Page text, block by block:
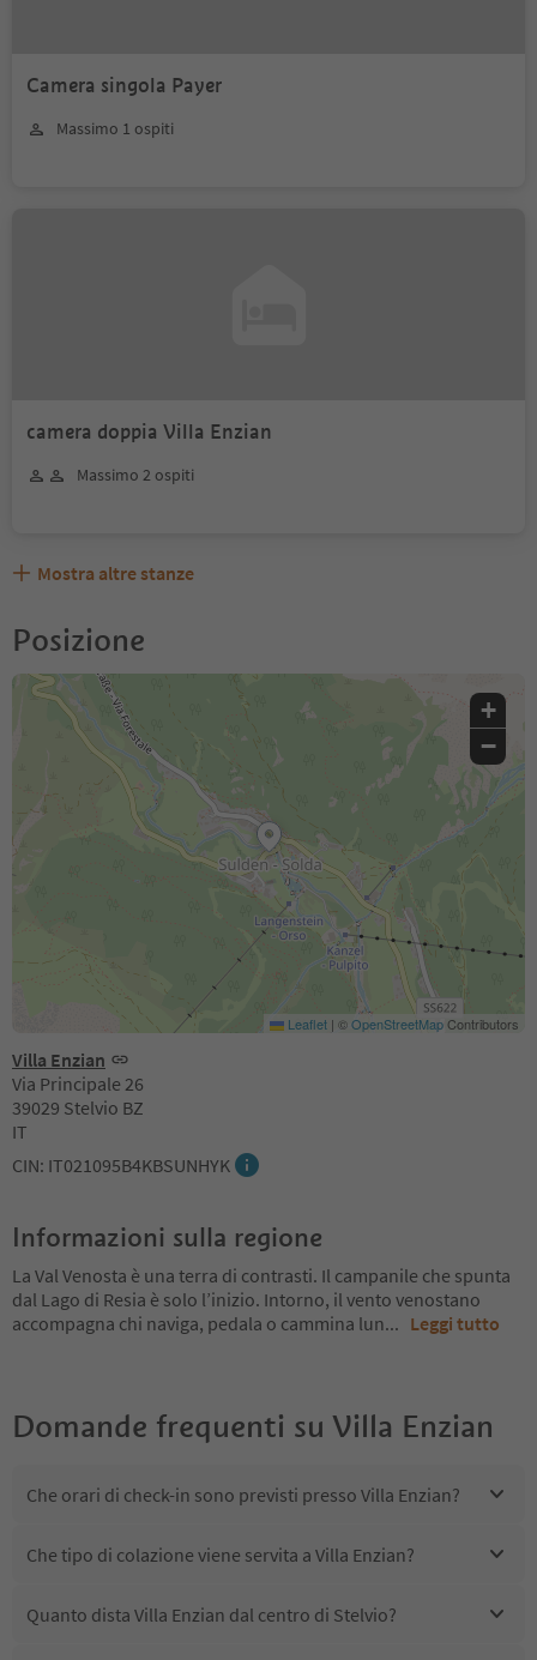
Camera singola Payer
Massimo 1 ospiti
camera doppia Villa Enzian
Massimo 2 ospiti
Mostra altre stanze
Posizione
Villa Enzian
Via Principale 26
39029 Stelvio BZ
IT
CIN: IT021095B4KBSUNHYK
+
−
Leaflet | ©OpenStreetMapContributors
Informazioni sulla regione
La Val Venosta è una terra di contrasti. Il campanile che spunta
dal Lago di Resia è solo l’inizio. Intorno, il vento venostano
accompagna chi naviga, pedala o cammina lun... Leggi tutto
Domande frequenti su Villa Enzian
Che orari di check-in sono previsti presso Villa Enzian?
Che tipo di colazione viene servita a Villa Enzian?
Quanto dista Villa Enzian dal centro di Stelvio?